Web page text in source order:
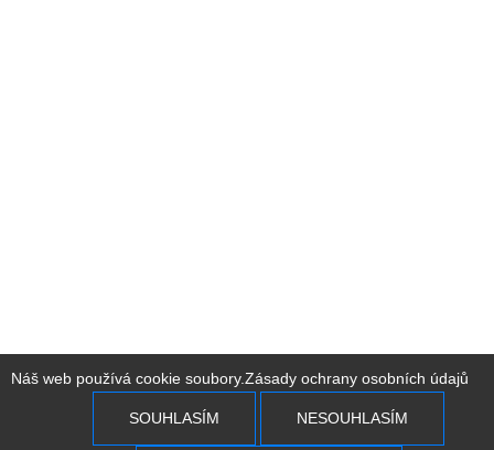
Náš web používá cookie soubory.Zásady ochrany osobních údajů
SOUHLASÍM NESOUHLASÍM